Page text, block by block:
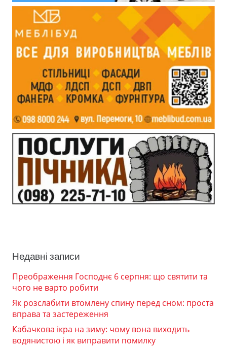
Недавні записи
Преображення Господнє 6 серпня: що святити та
чого не варто робити
Як розслабити втомлену спину перед сном: проста
вправа та застереження
Кабачкова ікра на зиму: чому вона виходить
водянистою і як виправити помилку